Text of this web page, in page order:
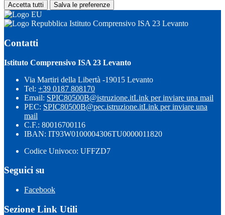
Accetta tutti Salva le preferenze
Istituto Comprensivo ISA 23 Levanto
Contatti
Istituto Comprensivo ISA 23 Levanto
Via Martiri della Libertà -19015 Levanto
Tel: +39 0187 808170
Email: SPIC80500B@istruzione.itLink per inviare una mail
PEC: SPIC80500B@pec.istruzione.itLink per inviare una
mail
C.F.: 80016700116
IBAN: IT93W0100004306TU0000011820
Codice Univoco: UFFZD7
Seguici su
Facebook
Sezione Link Utili